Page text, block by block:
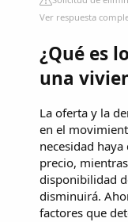
Ver respuesta
¿Qué es
una
La oferta y la
en el
necesidad
precio,
disponibilidad
disminuirá.
factores que